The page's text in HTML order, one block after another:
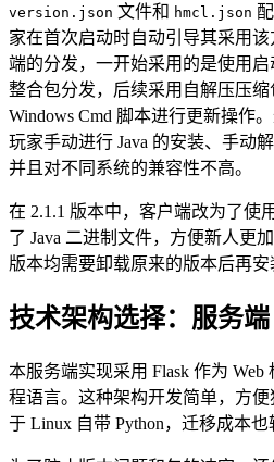
version.json 文件和 hmcl.json
家在首次启动时自动引导其采用
端的分发，一开始采用的是使用
整合包分发，后续采用自解压压
Windows Cmd 脚本进行更新操作
玩家手动进行 Java 的安装、手动
并且对不同系统的兼容性不高。
在 2.1.1 版本中，客户端改为了使
了 Java 二进制文件，方便新人更
版本均需要卸载原来的版本后再安
技术架构选择：服务端
本服务端实现采用 Flask 作为 Web
程语言。这种架构开发简单，方
于 Linux 自带 Python，迁移成本也